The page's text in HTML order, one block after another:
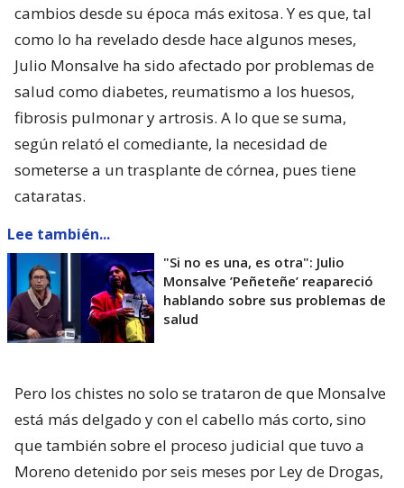
cambios desde su época más exitosa. Y es que, tal
como lo ha revelado desde hace algunos meses,
Julio Monsalve ha sido afectado por problemas de
salud como diabetes, reumatismo a los huesos,
fibrosis pulmonar y artrosis. A lo que se suma,
según relató el comediante, la necesidad de
someterse a un trasplante de córnea, pues tiene
cataratas.
Lee también...
"Si no es una, es otra": Julio
Monsalve ’Peñeteñe’ reapareció
hablando sobre sus problemas de
salud
Pero los chistes no solo se trataron de que Monsalve
está más delgado y con el cabello más corto, sino
que también sobre el proceso judicial que tuvo a
Moreno detenido por seis meses por Ley de Drogas,